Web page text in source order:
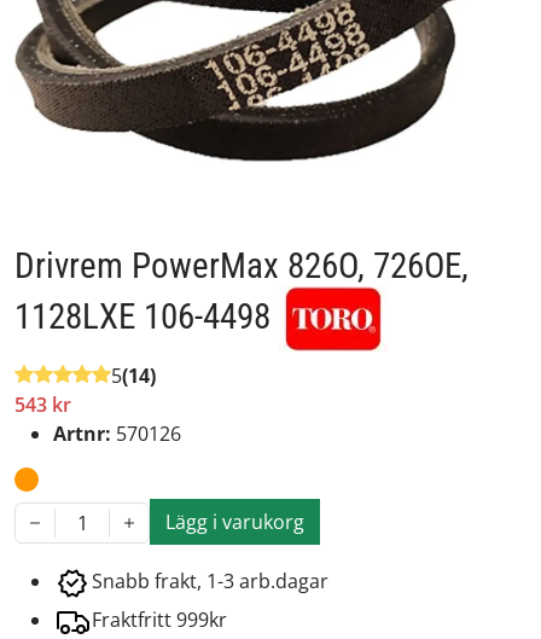
Drivrem PowerMax 826O, 726OE,
1128LXE 106-4498
5(14)
543 kr
Artnr: 570126
1 Lägg i varukorg
Snabb frakt, 1-3 arb.dagar
Fraktfritt 999kr